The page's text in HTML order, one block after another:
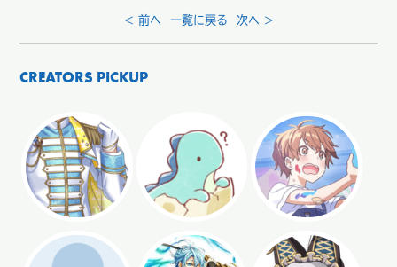
< 前へ 一覧に戻る 次へ >
CREATORS PICKUP